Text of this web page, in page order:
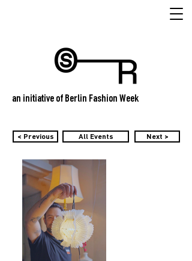
an initiative of Berlin Fashion Week
< Previous All Events Next >